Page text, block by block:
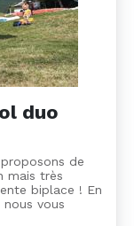
duo
de
mais très
biplace ! En
vous